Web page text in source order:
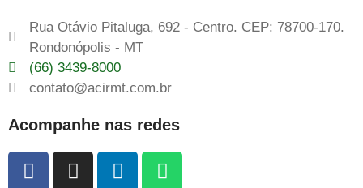
Rua Otávio Pitaluga, 692 - Centro. CEP: 78700-170.
Rondonópolis - MT
(66) 3439-8000
contato@acirmt.com.br
Acompanhe nas redes